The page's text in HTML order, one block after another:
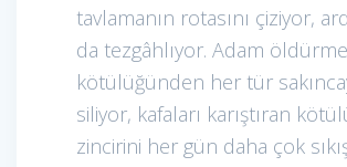
tavlamanın rotasını çiziyor,
da tezgâhlıyor. Adam öldürme
kötülüğünden her tür
siliyor, kafaları karıştıran
zincirini her gün daha çok